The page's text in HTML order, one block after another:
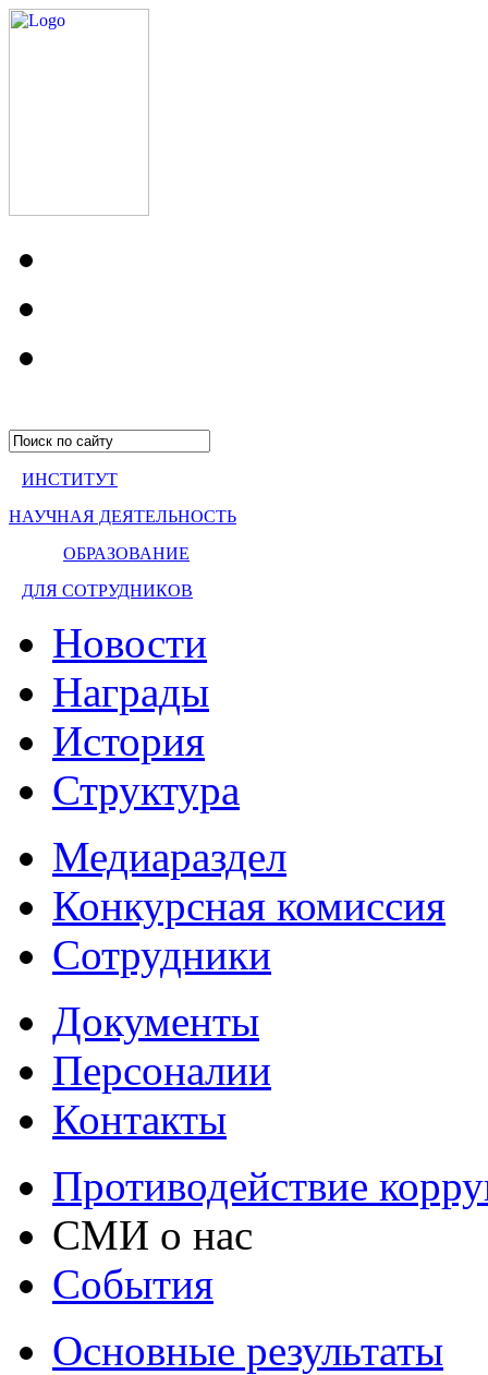
ИНСТИТУТ
НАУЧНАЯ ДЕЯТЕЛЬНОСТЬ
ОБРАЗОВАНИЕ
ДЛЯ СОТРУДНИКОВ
Новости
Награды
История
Структура
Медиараздел
Конкурсная комиссия
Сотрудники
Документы
Персоналии
Контакты
Противодействие
СМИ о нас
События
Основные результаты